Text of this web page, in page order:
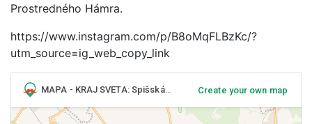
Prostredného Hámra.
https://www.instagram.com/p/B8oMqFLBzKc/?
utm_source=ig_web_copy_link